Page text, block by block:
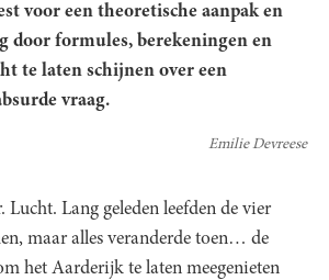
voor een theoretische aanpak en
door formules, berekeningen en
te laten schijnen over een
vraag.
Emilie Devreese
Lucht. Lang geleden leefden de vier
maar alles veranderde toen… de
het Aarderijk te laten meegenieten